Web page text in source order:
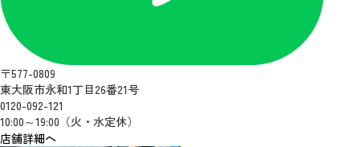
〒577-0809
東大阪市永和1丁目26番21号
0120-092-121
10:00～19:00（火・水定休）
店舗詳細へ